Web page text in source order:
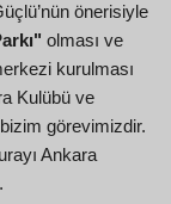
önerisiyle
olması ve
kurulması
Kulübü ve
görevimizdir.
Ankara